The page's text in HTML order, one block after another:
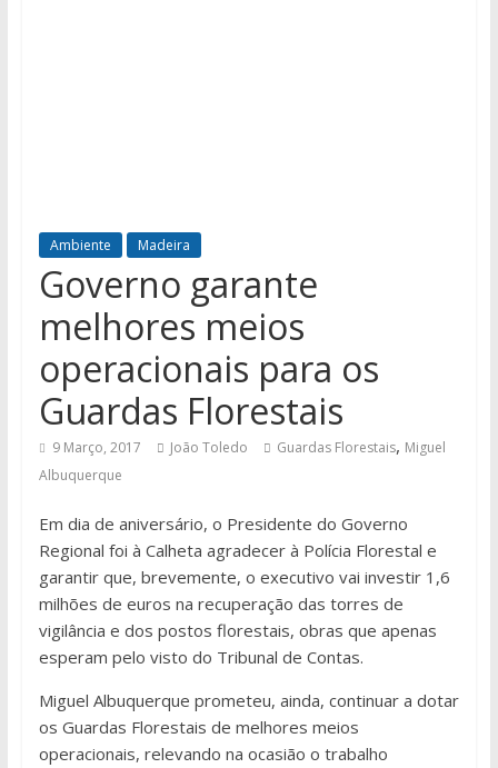
Ambiente Madeira
Governo garante
melhores meios
operacionais para os
Guardas Florestais
9 Março, 2017 João Toledo Guardas Florestais, Miguel
Albuquerque
Em dia de aniversário, o Presidente do Governo
Regional foi à Calheta agradecer à Polícia Florestal e
garantir que, brevemente, o executivo vai investir 1,6
milhões de euros na recuperação das torres de
vigilância e dos postos florestais, obras que apenas
esperam pelo visto do Tribunal de Contas.
Miguel Albuquerque prometeu, ainda, continuar a dotar
os Guardas Florestais de melhores meios
operacionais, relevando na ocasião o trabalho